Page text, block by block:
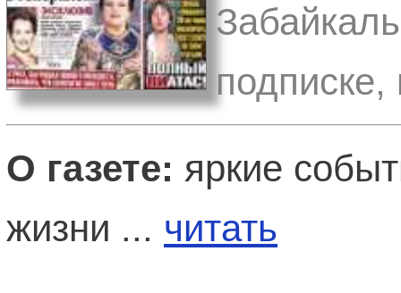
О газете: яркие
жизни ... читать